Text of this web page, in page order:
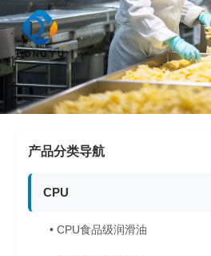
产品分类导航
CPU
• CPU食品级润滑油